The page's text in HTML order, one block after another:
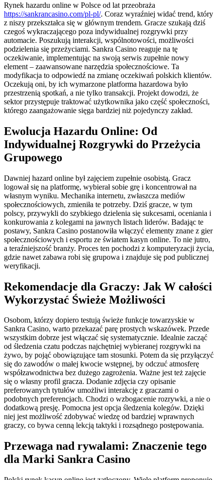
Rynek hazardu online w Polsce od lat przeobraża
https://sankrancasino.com/pl-pl/. Coraz wyraźniej widać trend, który
z niszy przekształca się w głównym trendem. Gracze szukają dziś
czegoś wykraczającego poza indywidualnej rozgrywki przy
automacie. Poszukują interakcji, wspólnotowości, możliwości
podzielenia się przeżyciami. Sankra Casino reaguje na tę
oczekiwanie, implementując na swoją serwis zupełnie nowy
element – zaawansowane narzędzia społecznościowe. Ta
modyfikacja to odpowiedź na zmianę oczekiwań polskich klientów.
Oczekują oni, by ich wymarzone platforma hazardowa było
przestrzenią spotkań, a nie tylko transakcji. Projekt dowodzi, że
sektor przystępuje traktować użytkownika jako część społeczności,
którego zaangażowanie sięga bardziej niż pojedynczy zakład.
Ewolucja Hazardu Online: Od
Indywidualnej Rozgrywki do Przeżycia
Grupowego
Dawniej hazard online był zajęciem zupełnie osobistą. Gracz
logował się na platformę, wybierał sobie grę i koncentrował na
własnym wyniku. Mechanika internetu, zwłaszcza mediów
społecznościowych, zmieniła te potrzeby. Dziś gracze, w tym
polscy, przywykli do szybkiego dzielenia się sukcesami, oceniania i
konkurowania z kolegami na jawnych listach liderów. Badając te
postawy, Sankra Casino postanowiła włączyć elementy znane z gier
społecznościowych i esportu ze światem kasyn online. To nie jutro,
a teraźniejszość branży. Proces ten pochodzi z komputeryzacji życia,
gdzie nawet zabawa robi się grupowa i znajduje się pod publicznej
weryfikacji.
Rekomendacje dla Graczy: Jak W całości
Wykorzystać Świeże Możliwości
Osobom, którzy dopiero testują świeże funkcje towarzyskie w
Sankra Casino, warto przekazać parę prostych wskazówek. Przede
wszystkim dobrze jest włączać się systematycznie. Idealnie zacząć
od śledzenia czatu podczas najchętniej wybieranej rozgrywki na
żywo, by pojąć obowiązujące tam stosunki. Potem da się przyłączyć
się do zawodów o małej kwocie wstępnej, by odczuć atmosferę
współzawodnictwa bez dużego zagrożenia. Ważne jest też zajęcie
się o własny profil gracza. Dodanie zdjęcia czy opisanie
preferowanych tytułów umożliwi interakcję z graczami o
podobnych preferencjach. Chodzi o wzbogacenie rozrywki, a nie o
dodatkową presję. Pomocna jest opcja śledzenia kolegów. Dzięki
niej jest możliwość zdobywać wiedzę od bardziej wprawnych
graczy, co bywa cenną lekcją taktyki i rozsądnego postępowania.
Przewaga nad rywalami: Znaczenie tego
dla Marki Sankra Casino